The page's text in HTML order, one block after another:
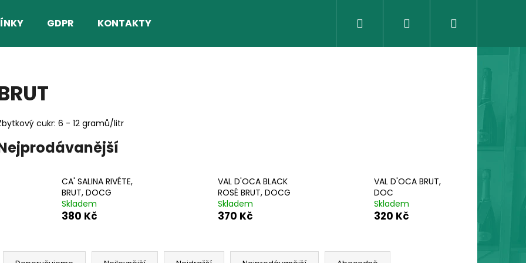
GDPR KONTAKTY Přihlášení
cukr: 6 - 12 gramů/litr
CA' SALINA RIVÉTE,
BRUT, DOCG
Skladem
380 Kč
VAL D'OCA BLACK
ROSÉ BRUT, DOCG
Skladem
370 Kč
VAL D'OCA BRUT,
DOC
Skladem
320 Kč
Ř
Doporučujeme